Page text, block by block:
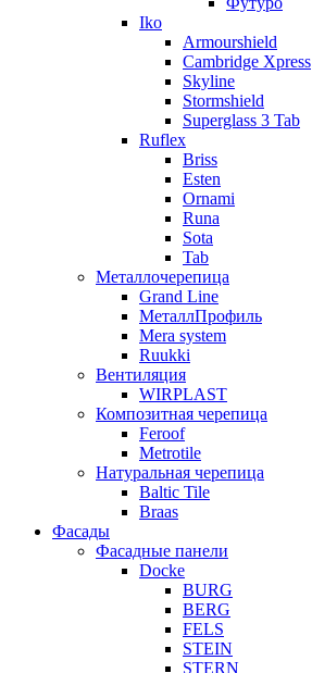
Iko
Armourshield
Cambridge Xpress
Skyline
Stormshield
Superglass 3 Tab
Ruflex
Briss
Esten
Ornami
Runa
Sota
Tab
Металлочерепица
Grand Line
МеталлПрофиль
Mera system
Ruukki
Вентиляция
WIRPLAST
Композитная черепица
Feroof
Metrotile
Натуральная черепица
Baltic Tile
Braas
Фасады
Фасадные панели
Docke
BURG
BERG
FELS
STEIN
STERN